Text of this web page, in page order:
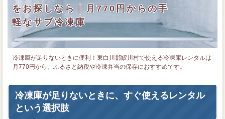
をお探しなら｜月770円からの手
軽なサブ冷凍庫
冷凍庫が足りないときに便利！東白川郡鮫川村で使える冷凍庫レンタルは
月770円から。ふるさと納税や冷凍弁当の保存におすすめです。
冷凍庫が足りないときに、すぐ使えるレンタル
という選択肢